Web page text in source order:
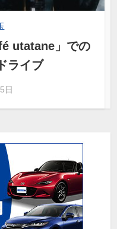
utatane」での
ライブ
日